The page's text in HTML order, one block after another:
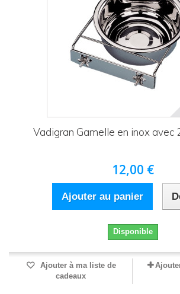
Vadigran Gamelle en inox avec
12,00 €
Ajouter au panier
Disponible
Ajouter à ma liste de
cadeaux